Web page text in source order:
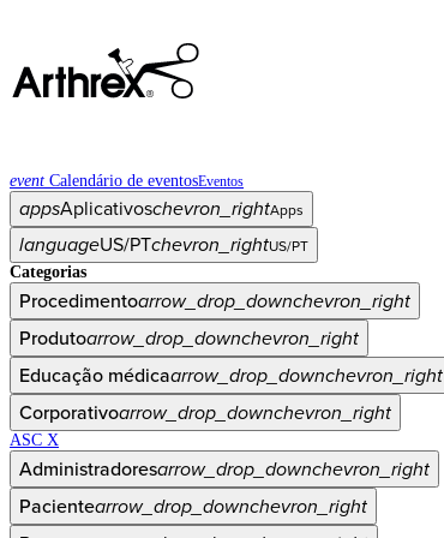
event Calendário de eventosEventos
appsAplicativoschevron_rightApps
languageUS/PTchevron_rightUS/PT
Categorias
Procedimentoarrow_drop_downchevron_right
Produtoarrow_drop_downchevron_right
Educação médicaarrow_drop_downchevron_right
Corporativoarrow_drop_downchevron_right
ASC X
Administradoresarrow_drop_downchevron_right
Pacientearrow_drop_downchevron_right